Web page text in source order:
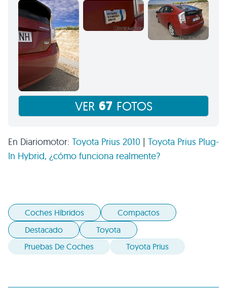
VER 67 FOTOS
En Diariomotor: Toyota Prius 2010 | Toyota Prius Plug-
In Hybrid, ¿cómo funciona realmente?
Coches Híbridos
Compactos
Destacado
Toyota
Pruebas De Coches
Toyota Prius